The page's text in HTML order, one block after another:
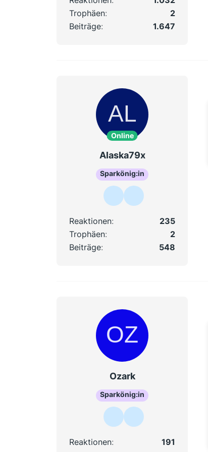
Trophäen
2
Beiträge
1.647
Online
Alaska79x
Sparkönig:in
Reaktionen
235
Trophäen
2
Beiträge
548
Ozark
Sparkönig:in
Reaktionen
191